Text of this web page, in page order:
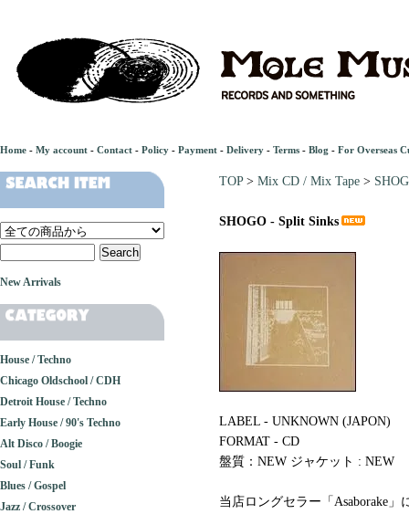
Home - My account - Contact - Policy - Payment - Delivery - Terms - Blog - For Overseas
TOP> Mix CD / Mix Tape >
SHOGO - Split Sinks
LABEL - UNKNOWN (JAPON)
FORMAT - CD
盤質：NEW ジャケット : NEW
当店ロングセラー「Asaborake
New Arrivals
House / Techno
Chicago Oldschool / CDH
Detroit House / Techno
Early House / 90's Techno
Alt Disco / Boogie
Soul / Funk
Blues / Gospel
Jazz / Crossover